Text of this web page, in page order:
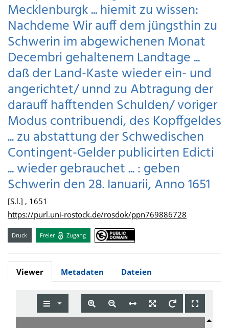
Mecklenburgk ... hiemit zu wissen:
Nachdeme Wir auff dem jüngsthin zu
Schwerin im abgewichenen Monat
Decembri gehaltenem Landtage ...
daß der Land-Kaste wieder ein- und
angerichtet/ unnd zu Abtragung der
darauff hafftenden Schulden/ voriger
Modus contribuendi, des Kopffgeldes
... zu abstattung der Schwedischen
Contingent-Gelder publicirten Edicti
... wieder gebrauchet ... : geben
Schwerin den 28. Ianuarii, Anno 1651
[S.l.] , 1651
https://purl.uni-rostock.de/rosdok/ppn769886728
Druck Freier Zugang
Viewer Metadaten Dateien